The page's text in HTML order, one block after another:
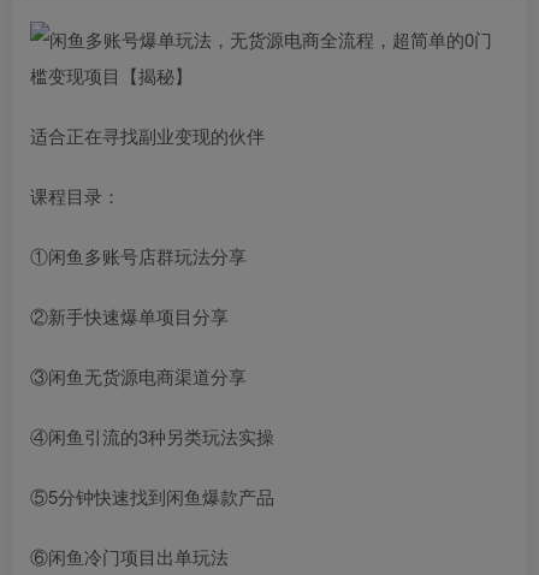
适合正在寻找副业变现的伙伴
课程目录：
①闲鱼多账号店群玩法分享
②新手快速爆单项目分享
③闲鱼无货源电商渠道分享
④闲鱼引流的3种另类玩法实操
⑤5分钟快速找到闲鱼爆款产品
⑥闲鱼冷门项目出单玩法